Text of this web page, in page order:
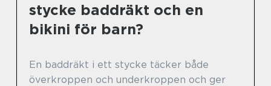
stycke baddräkt och en
bikini för barn?
En baddräkt i ett stycke täcker både
överkroppen och underkroppen och ger